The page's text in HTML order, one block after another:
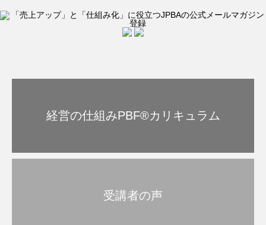
経営の仕組みPBF®︎カリキュラム
受講者の声